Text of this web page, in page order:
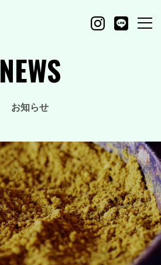
NEWS
お知らせ